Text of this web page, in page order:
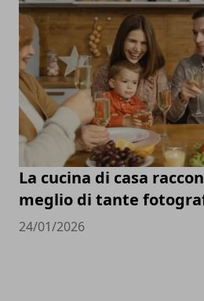
La cucina di casa
meglio di tante
24/01/2026